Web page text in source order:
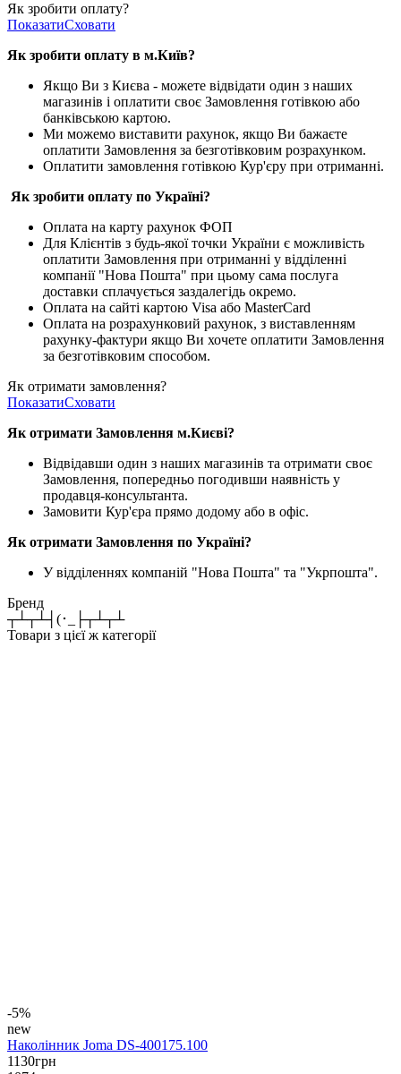
Як зробити оплату?
ПоказатиСховати
Як зробити оплату в м.Київ?
Якщо Ви з Києва - можете відвідати один з наших
магазинів і оплатити своє Замовлення готівкою або
банківською картою.
Ми можемо виставити рахунок, якщо Ви бажаєте
оплатити Замовлення за безготівковим розрахунком.
Оплатити замовлення готівкою Кур'єру при отриманні.
Як зробити оплату по Україні?
Оплата на карту рахунок ФОП
Для Клієнтів з будь-якої точки України є можливість
оплатити Замовлення при отриманні у відділенні
компанії "Нова Пошта" при цьому сама послуга
доставки сплачується заздалегідь окремо.
Оплата на сайті картою Visa або MasterCard
Оплата на розрахунковий рахунок, з виставленням
рахунку-фактури якщо Ви хочете оплатити Замовлення
за безготівковим способом.
Як отримати замовлення?
ПоказатиСховати
Як отримати Замовлення м.Києві?
Відвідавши один з наших магазинів та отримати своє
Замовлення, попередньо погодивши наявність у
продавця-консультанта.
Замовити Кур'єра прямо додому або в офіс.
Як отримати Замовлення по Україні?
У відділеннях компаній "Нова Пошта" та "Укрпошта".
Бренд
┬┴┬┴┤(･_├┬┴┬┴
Товари з цієї ж категорії
-5%
new
Наколінник Joma DS-400175.100
1130грн